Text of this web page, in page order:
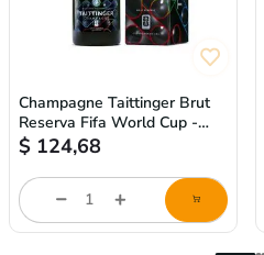
Champagne Taittinger Brut
Reserva Fifa World Cup -
750ml
$ 124,68
Cantidad
producto